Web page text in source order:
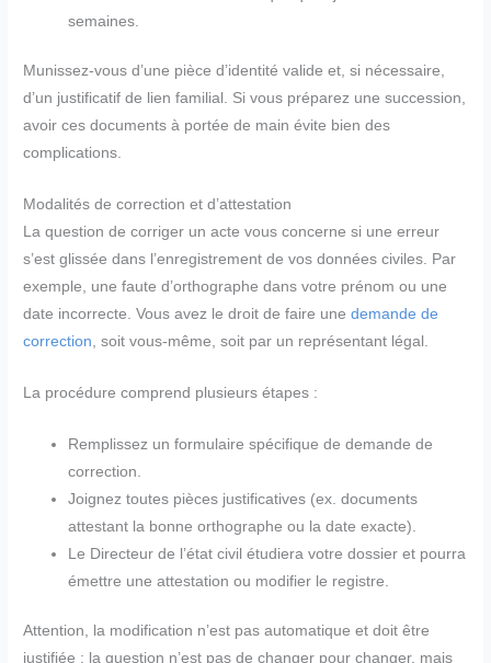
semaines.
Munissez-vous d’une pièce d’identité valide et, si nécessaire,
d’un justificatif de lien familial. Si vous préparez une succession,
avoir ces documents à portée de main évite bien des
complications.
Modalités de correction et d’attestation
La question de corriger un acte vous concerne si une erreur
s’est glissée dans l’enregistrement de vos données civiles. Par
exemple, une faute d’orthographe dans votre prénom ou une
date incorrecte. Vous avez le droit de faire unedemande de
correction , soit vous-même, soit par un représentant légal.
La procédure comprend plusieurs étapes :
Remplissez un formulaire spécifique de demande de
correction.
Joignez toutes pièces justificatives (ex. documents
attestant la bonne orthographe ou la date exacte).
Le Directeur de l’état civil étudiera votre dossier et pourra
émettre une attestation ou modifier le registre.
Attention, la modification n’est pas automatique et doit être
justifiée : la question n’est pas de changer pour changer, mais